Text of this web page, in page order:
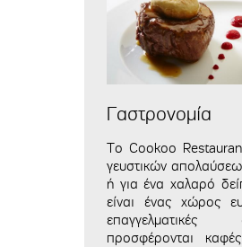
Γαστρονομία
Το Cookoo
γευστικών
ή για ένα χαλαρό
είναι ένας χώρος
προσφέρονται